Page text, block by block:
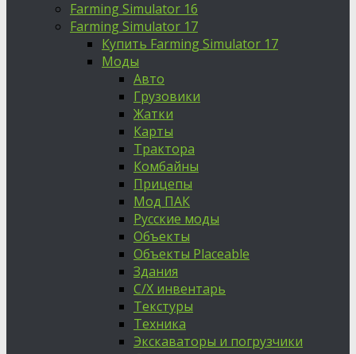
Farming Simulator 16
Farming Simulator 17
Купить Farming Simulator 17
Моды
Авто
Грузовики
Жатки
Карты
Трактора
Комбайны
Прицепы
Мод ПАК
Русские моды
Объекты
Объекты Placeable
Здания
С/Х инвентарь
Текстуры
Техника
Экскаваторы и погрузчики